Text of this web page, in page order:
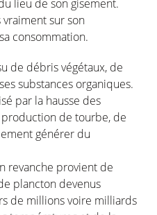
lieu de son gisement.
vraiment sur son
consommation.
de débris végétaux, de
substances organiques.
par la hausse des
de tourbe, de
générer du
revanche provient de
plancton devenus
de millions voire milliards